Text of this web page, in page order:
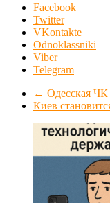
Facebook
Twitter
VKontakte
Odnoklassniki
Viber
Telegram
← Одесская ЧК
Киев